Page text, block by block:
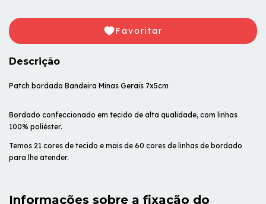
Favoritar
Descrição
Patch bordado Bandeira Minas Gerais 7x5cm
Bordado confeccionado em tecido de alta qualidade, com linhas
100% poliéster.
Temos 21 cores de tecido e mais de 60 cores de linhas de bordado
para lhe atender.
Informações sobre a fixação do